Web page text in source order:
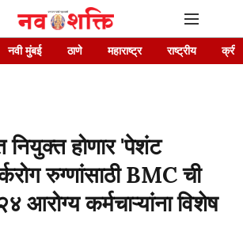
नवी मुंबई ठाणे महाराष्ट्र राष्ट्रीय
नियुक्त होणार 'पेशंट
रुग्णांसाठी BMC ची
आरोग्य कर्मचाऱ्यांना विशेष